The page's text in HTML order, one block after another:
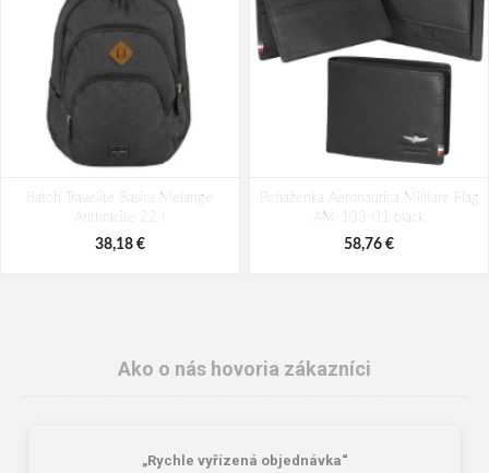
Batoh Travelite Basics Melange
Anthracite 22 l
38,18 €
Peňaženka Aeronautica Militare Flag
AM-103-01 black
58,76 €
Ako o nás hovoria zákazníci
„Rychle vyřízená objednávka“